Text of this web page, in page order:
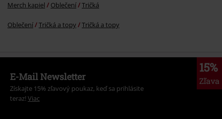
Merch kapiel Oblečení Tričká
Oblečení Tričká a topy Tričká a topy
15%
Zľava
E-Mail Newsletter
Získajte 15% zľavový poukaz, keď sa prihlásite
teraz! Viac